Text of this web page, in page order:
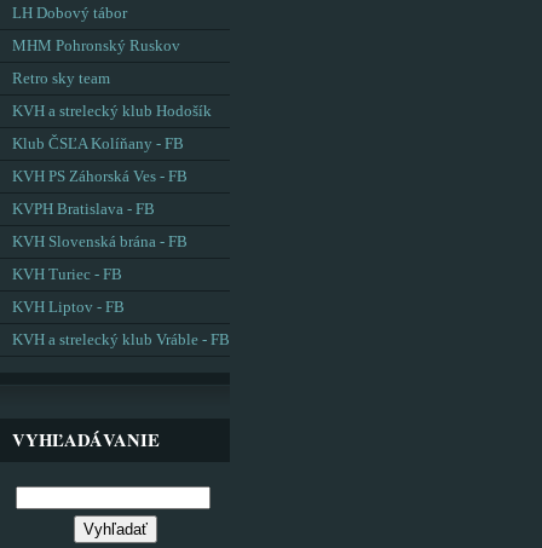
LH Dobový tábor
MHM Pohronský Ruskov
Retro sky team
KVH a strelecký klub Hodošík
Klub ČSĽA Kolíňany - FB
KVH PS Záhorská Ves - FB
KVPH Bratislava - FB
KVH Slovenská brána - FB
KVH Turiec - FB
KVH Liptov - FB
KVH a strelecký klub Vráble - FB
VYHĽADÁVANIE